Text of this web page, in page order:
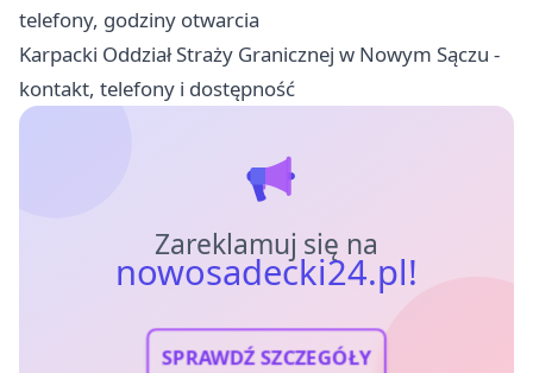
telefony, godziny otwarcia
Karpacki Oddział Straży Granicznej w Nowym Sączu -
kontakt, telefony i dostępność
Zareklamuj się na
nowosadecki24.pl!
SPRAWDŹ SZCZEGÓŁY